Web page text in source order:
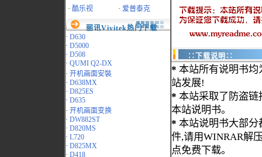
· 酷乐视 · 爱普泰克
丽讯Vivitek热门下载
· D630
· D5000
· D508
· QUMI Q2-DX
· 开机画面安裝
· D638MX
· D825ES
· D635
· 开机画面变换
· DW882ST
· D820MS
· L720
· D825MX
· D418
∷下载说明∷
* 本站所有说明书均
站发展!
* 本站采取了防盗链
本站说明书。
* 本站说明书大部分
件,请用WINRAR解
点免费下载。